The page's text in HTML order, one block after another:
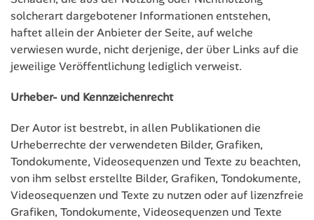
solcherart dargebotener Informationen entstehen,
haftet allein der Anbieter der Seite, auf welche
verwiesen wurde, nicht derjenige, der über Links auf die
jeweilige Veröffentlichung lediglich verweist.
Urheber- und Kennzeichenrecht
Der Autor ist bestrebt, in allen Publikationen die
Urheberrechte der verwendeten Bilder, Grafiken,
Tondokumente, Videosequenzen und Texte zu beachten,
von ihm selbst erstellte Bilder, Grafiken, Tondokumente,
Videosequenzen und Texte zu nutzen oder auf lizenzfreie
Grafiken, Tondokumente, Videosequenzen und Texte